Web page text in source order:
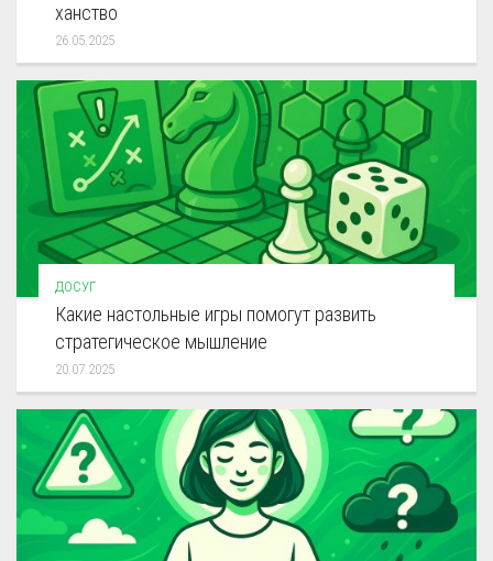
ханство
26.05.2025
ДОСУГ
Какие настольные игры помогут развить
стратегическое мышление
20.07.2025